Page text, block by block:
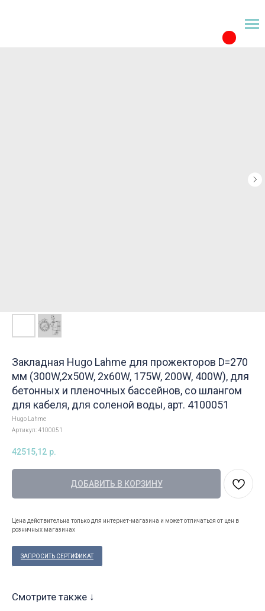
Закладная Hugo Lahme для прожекторов D=270
мм (300W,2x50W, 2x60W, 175W, 200W, 400W), для
бетонных и пленочных бассейнов, со шлангом
для кабеля, для соленой воды, арт. 4100051
Hugo Lahme
Артикул:4100051
42515,12 р.
ДОБАВИТЬ В КОРЗИНУ
Цена действительна только для интернет-магазина и может отличаться от цен в
розничных магазинах
ЗАПРОСИТЬ СЕРТИФИКАТ
Смотрите также ↓